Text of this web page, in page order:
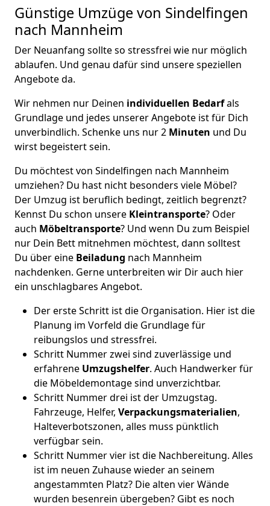
Günstige Umzüge von Sindelfingen
nach Mannheim
Der Neuanfang sollte so stressfrei wie nur möglich
ablaufen. Und genau dafür sind unsere speziellen
Angebote da.
Wir nehmen nur Deinen individuellen Bedarfals
Grundlage und jedes unserer Angebote ist für Dich
unverbindlich. Schenke uns nur 2 Minuten und Du
wirst begeistert sein.
Du möchtest von Sindelfingen nach Mannheim
umziehen? Du hast nicht besonders viele Möbel?
Der Umzug ist beruflich bedingt, zeitlich begrenzt?
Kennst Du schon unsere Kleintransporte? Oder
auch Möbeltransporte? Und wenn Du zum Beispiel
nur Dein Bett mitnehmen möchtest, dann solltest
Du über eine Beiladung nach Mannheim
nachdenken. Gerne unterbreiten wir Dir auch hier
ein unschlagbares Angebot.
Der erste Schritt ist die Organisation. Hier ist die
Planung im Vorfeld die Grundlage für
reibungslos und stressfrei.
Schritt Nummer zwei sind zuverlässige und
erfahrene Umzugshelfer. Auch Handwerker für
die Möbeldemontage sind unverzichtbar.
Schritt Nummer drei ist der Umzugstag.
Fahrzeuge, Helfer, Verpackungsmaterialien,
Halteverbotszonen, alles muss pünktlich
verfügbar sein.
Schritt Nummer vier ist die Nachbereitung. Alles
ist im neuen Zuhause wieder an seinem
angestammten Platz? Die alten vier Wände
wurden besenrein übergeben? Gibt es noch